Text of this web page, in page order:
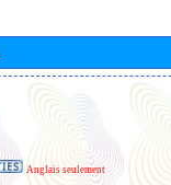
Anglais seulement